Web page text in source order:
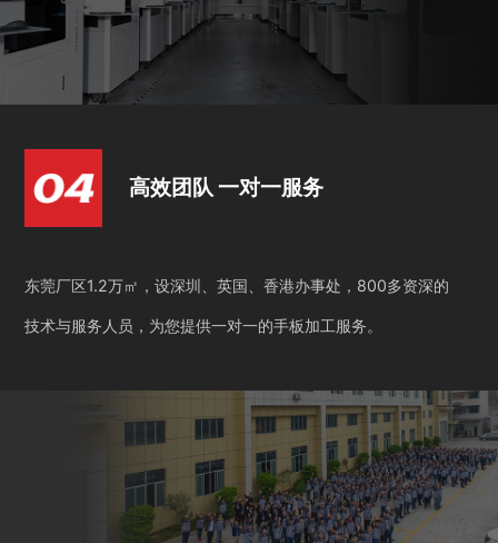
高效团队 一对一服务
东莞厂区1.2万㎡，设深圳、英国、香港办事处，800多资深的
技术与服务人员，为您提供一对一的手板加工服务。